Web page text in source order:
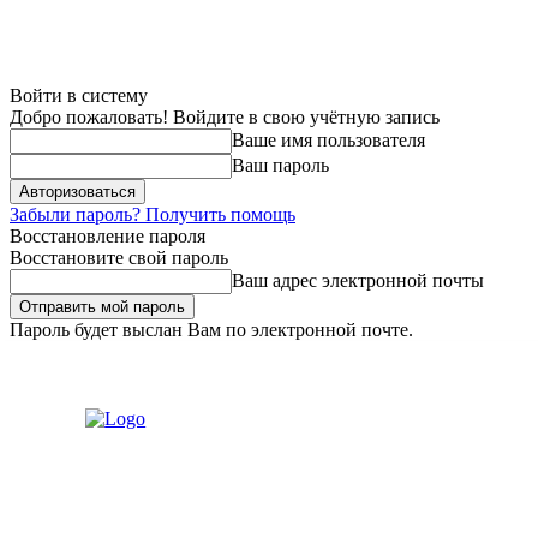
Войти в систему
Добро пожаловать! Войдите в свою учётную запись
Ваше имя пользователя
Ваш пароль
Забыли пароль? Получить помощь
Восстановление пароля
Восстановите свой пароль
Ваш адрес электронной почты
Пароль будет выслан Вам по электронной почте.